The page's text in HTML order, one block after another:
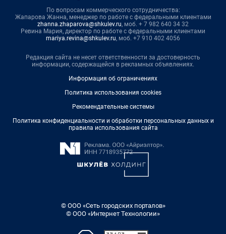
По вопросам коммерческого сотрудничества:
Жапарова Жанна, менеджер по работе с федеральными клиентами
zhanna.zhaparova@shkulev.ru, моб. + 7 982 640 34 32
Ревина Мария, директор по работе с федеральными клиентами
mariya.revina@shkulev.ru, моб. +7 910 402 4056
Редакция сайта не несет ответственности за достоверность
информации, содержащейся в рекламных объявлениях.
Информация об ограничениях
Политика использования cookies
Рекомендательные системы
Политика конфиденциальности и обработки персональных данных и
правила использования сайта
© ООО «Сеть городских порталов»
© ООО «Интернет Технологии»